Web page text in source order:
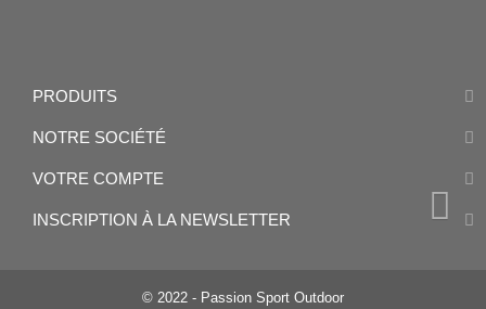
PRODUITS
NOTRE SOCIÉTÉ
VOTRE COMPTE
INSCRIPTION À LA NEWSLETTER
© 2022 - Passion Sport Outdoor